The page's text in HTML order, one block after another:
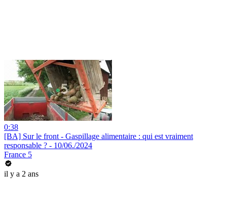
0:38
[BA] Sur le front - Gaspillage alimentaire : qui est vraiment
responsable ? - 10/06./2024
France 5
il y a 2 ans